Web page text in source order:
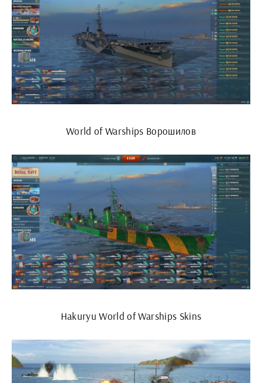
World of Warships Ворошилов
Hakuryu World of Warships Skins